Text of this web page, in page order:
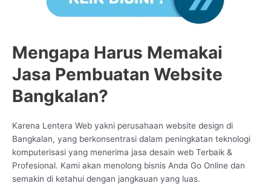
Mengapa Harus Memakai
Jasa Pembuatan Website
Bangkalan?
Karena Lentera Web yakni perusahaan website design di
Bangkalan, yang berkonsentrasi dalam peningkatan teknologi
komputerisasi yang menerima jasa desain web Terbaik &
Profesional. Kami akan menolong bisnis Anda Go Online dan
semakin di ketahui dengan jangkauan yang luas.